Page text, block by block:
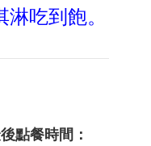
吃到飽。
點餐時間：